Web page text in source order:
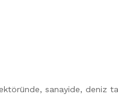
sanayide, deniz